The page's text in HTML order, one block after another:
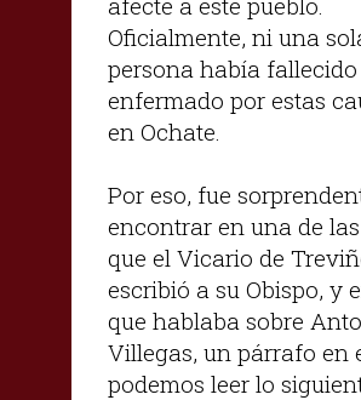
Oficialmente, ni una
persona había fallecido
enfermado por estas
en Ochate.
Por eso, fue
encontrar en una de
que el Vicario de
escribió a su Obispo, y
que hablaba sobre
Villegas, un párrafo en
podemos leer lo